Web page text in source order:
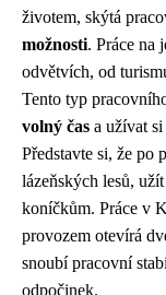
životem, skýtá
možnosti. Práce na
odvětvích, od
Tento typ
volný čas a užívat
Představte si, že po
lázeňských lesů,
koníčkům. Práce v
provozem otevírá
snoubí pracovní
odpočinek.